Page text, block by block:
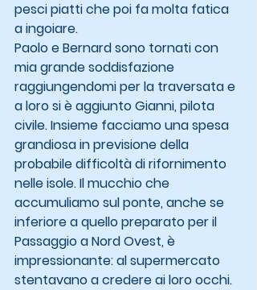
pesci piatti che poi fa molta fatica
a ingoiare.
Paolo e Bernard sono tornati con
mia grande soddisfazione
raggiungendomi per la traversata e
a loro si è aggiunto Gianni, pilota
civile. Insieme facciamo una spesa
grandiosa in previsione della
probabile difficoltà di rifornimento
nelle isole. Il mucchio che
accumuliamo sul ponte, anche se
inferiore a quello preparato per il
Passaggio a Nord Ovest, è
impressionante: al supermercato
stentavano a credere ai loro occhi.